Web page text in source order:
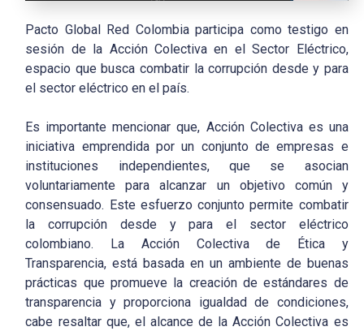
Pacto Global Red Colombia participa como testigo en
sesión de la Acción Colectiva en el Sector Eléctrico,
espacio que busca combatir la corrupción desde y para
el sector eléctrico en el país.
Es importante mencionar que, Acción Colectiva es una
iniciativa emprendida por un conjunto de empresas e
instituciones independientes, que se asocian
voluntariamente para alcanzar un objetivo común y
consensuado. Este esfuerzo conjunto permite combatir
la corrupción desde y para el sector eléctrico
colombiano. La Acción Colectiva de Ética y
Transparencia, está basada en un ambiente de buenas
prácticas que promueve la creación de estándares de
transparencia y proporciona igualdad de condiciones,
cabe resaltar que, el alcance de la Acción Colectiva es